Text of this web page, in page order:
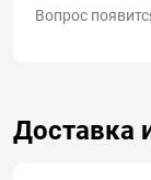
Вопрос
Доставка